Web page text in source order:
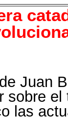
Juan
sobre
las